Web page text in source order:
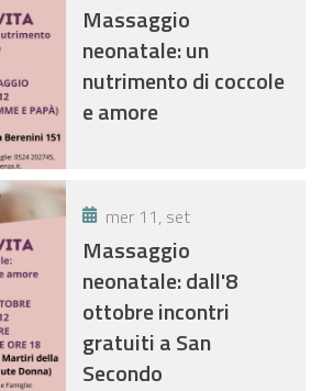
Massaggio
neonatale: un
nutrimento di coccole
e amore
mer 11, set
Massaggio
neonatale: dall'8
ottobre incontri
gratuiti a San
Secondo